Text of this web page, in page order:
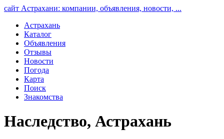
сайт Астрахани: компании, объявления, новости, ...
Астрахань
Каталог
Объявления
Отзывы
Новости
Погода
Карта
Поиск
Знакомства
Наследство, Астрахань